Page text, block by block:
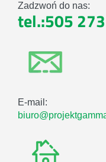
Zadzwoń do nas:
tel.:505
E-mail: